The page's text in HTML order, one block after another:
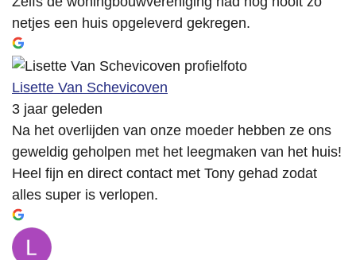
netjes een huis opgeleverd gekregen.
Lisette Van Schevicoven
3 jaar geleden
Na het overlijden van onze moeder hebben ze ons
geweldig geholpen met het leegmaken van het huis!
Heel fijn en direct contact met Tony gehad zodat
alles super is verlopen.